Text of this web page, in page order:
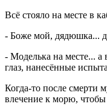
Всё стояло на месте в
- Боже мой, дядюшка...
- Моделька на месте... а
глаз, нанесённые
Когда-то после смерти
влечение к морю,